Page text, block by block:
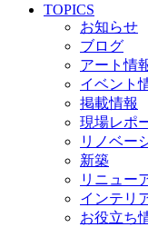
TOPICS
お知らせ
ブログ
アート情
イベント
掲載情報
現場レポ
リノベー
新築
リニュー
インテリ
お役立ち